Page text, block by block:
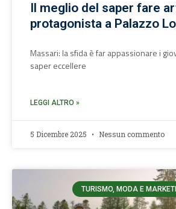
Il meglio del saper fare
protagonista a Palazzo
Massari: la sfida è far appassionare i
saper eccellere
LEGGI ALTRO »
5 Dicembre 2025 Nessun commento
TURISMO, MODA E